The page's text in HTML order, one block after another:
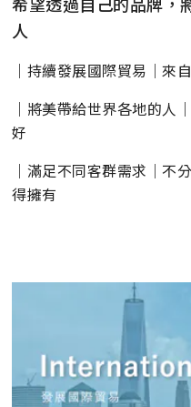
人
｜持續發展國際貿易｜來
｜將美帶給世界各地的人
好
｜滿足不同客群需求｜不
得擁有